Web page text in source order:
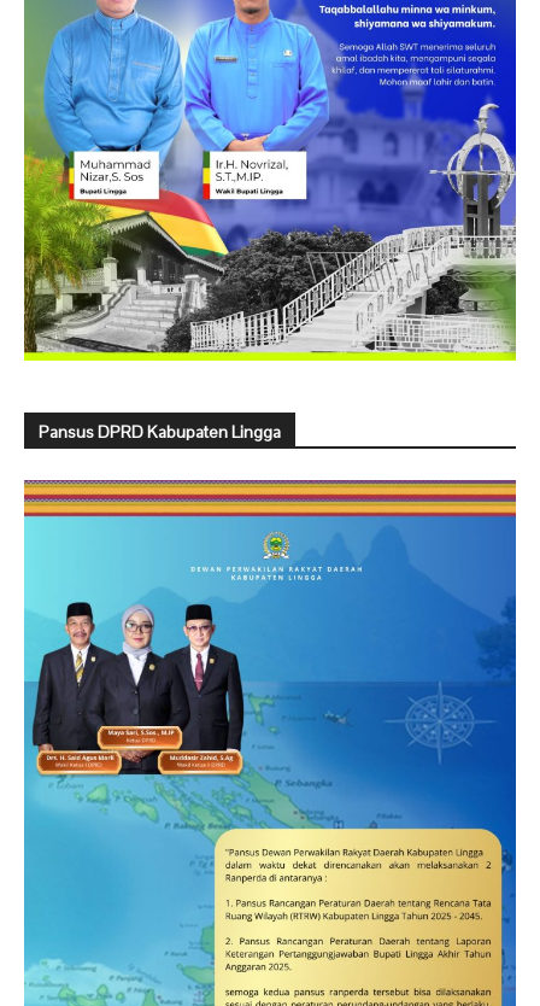
Pansus DPRD Kabupaten Lingga